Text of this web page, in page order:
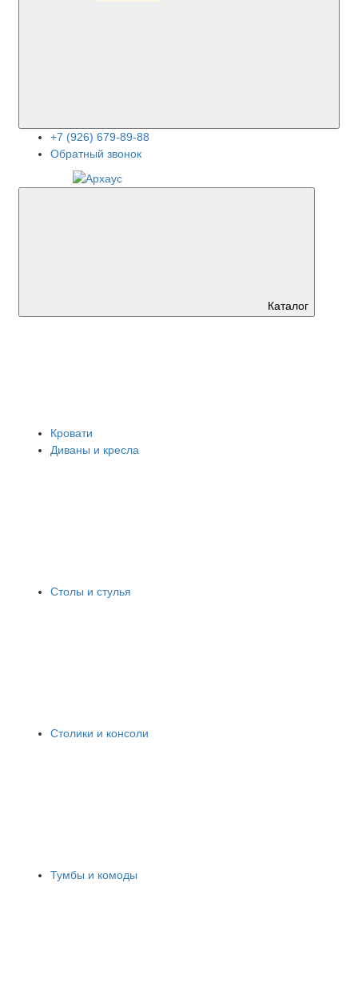
+7 (926) 679-89-88
Обратный звонок
Каталог
Кровати
Диваны и кресла
Столы и стулья
Столики и консоли
Тумбы и комоды